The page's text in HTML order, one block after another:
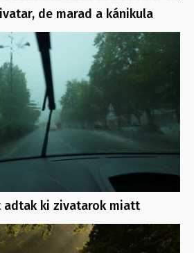
de marad a kánikula
adtak ki zivatarok miatt